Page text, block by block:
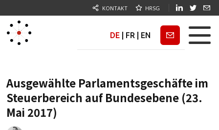
KONTAKT HRSG
DE FR EN Newsletter
Ausgewählte Parlamentsgeschäfte im
Steuerbereich auf Bundesebene (23.
Mai 2017)